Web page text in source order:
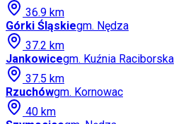
36.9 km
Górki Śląskiegm. Nędza
37.2 km
Jankowicegm. Kuźnia Raciborska
37.5 km
Rzuchówgm. Kornowac
40 km